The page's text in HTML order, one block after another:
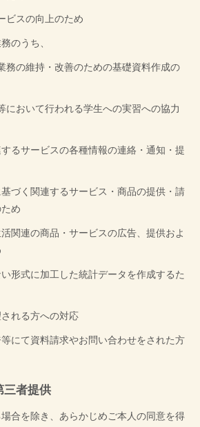
ビスの向上のため
のうち、
務の維持・改善のための基礎資料作成の
において行われる学生への実習への協力
るサービスの各種情報の連絡・通知・提
づく関連するサービス・商品の提供・請
め
関連の商品・サービスの広告、提供およ
形式に加工した統計データを作成するた
れる方への対応
にて資料請求やお問い合わせをされた方
三者提供
合を除き、あらかじめご本人の同意を得